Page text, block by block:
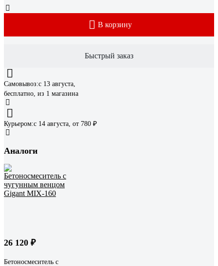
В корзину
Быстрый заказ
Самовывоз:c 13 августа,
бесплатно, из 1 магазина
Курьером:c 14 августа, от 780 ₽
Аналоги
26 120 ₽
Бетоносмеситель с